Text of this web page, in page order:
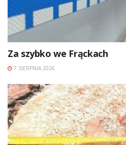
Za szybko we Frąckach
7 SIERPNIA 2026